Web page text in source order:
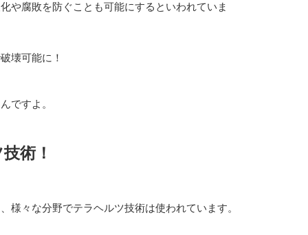
や腐敗を防ぐことも可能にするといわれていま
壊可能に！
ですよ。
術！
様々な分野でテラヘルツ技術は使われています。